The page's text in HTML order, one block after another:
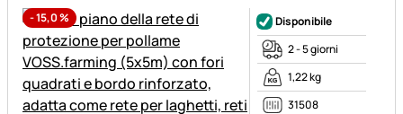
-15,0%
Disponibile
2 - 5 giorni
1,22 kg
31508